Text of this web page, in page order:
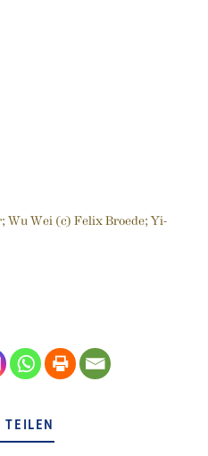
Wu Wei (c) Felix Broede; Yi-
TEILEN